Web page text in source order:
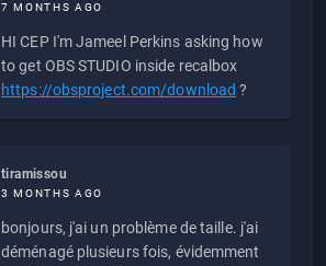
7 MONTHS AGO
HI CEP I'm Jameel Perkins asking how
to get OBS STUDIO inside recalbox
https://obsproject.com/download ?
tiramissou
3 MONTHS AGO
bonjours, j'ai un problème de taille. j'ai
déménagé plusieurs fois, évidemment